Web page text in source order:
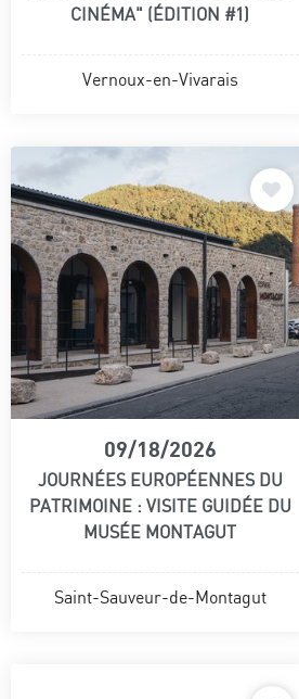
CINÉMA" (ÉDITION #1)
Vernoux-en-Vivarais
09/18/2026
JOURNÉES EUROPÉENNES DU
PATRIMOINE : VISITE GUIDÉE DU
MUSÉE MONTAGUT
Saint-Sauveur-de-Montagut